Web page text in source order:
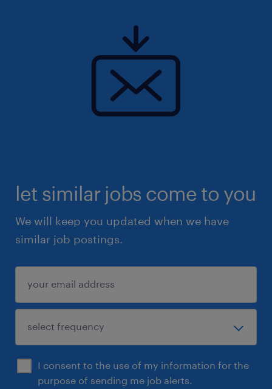
let similar jobs come to you
We will keep you updated when we have
similar job postings.
I consent to the use of my information for the
purpose of sending me job alerts.